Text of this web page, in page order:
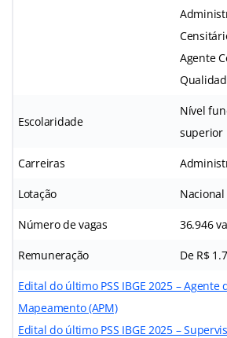
Agente
Escolaridade
Nível
superior
Carreiras
Lotação Nacional
Número de vagas 36.946
Remuneração De R$
Edital do último PSS IBGE 2025 – Agente
Mapeamento (APM)
Edital do último PSS IBGE 2025 –